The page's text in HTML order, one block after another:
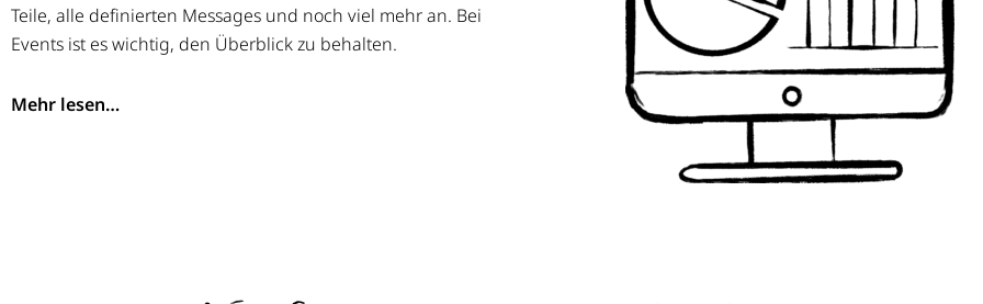
Teile, alle definierten Messages und noch viel mehr an. Bei
Events ist es wichtig, den Überblick zu behalten.
Mehr lesen…